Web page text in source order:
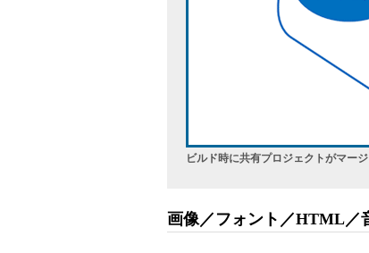
ビルド時に共有プロジェクトがマー
画像／フォント／HTML／